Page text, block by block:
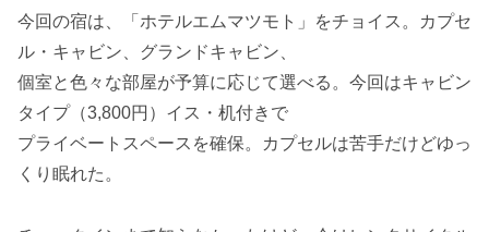
今回の宿は、「ホテルエムマツモト」をチョイス。カプセ
ル・キャビン、グランドキャビン、
個室と色々な部屋が予算に応じて選べる。今回はキャビン
タイプ（3,800円）イス・机付きで
プライベートスペースを確保。カプセルは苦手だけどゆっ
くり眠れた。